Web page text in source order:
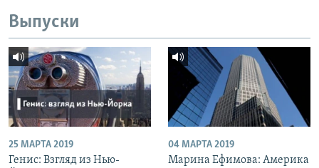
Выпуски
25 МАРТА 2019
Генис: Взгляд из Нью-
04 МАРТА 2019
Марина Ефимова: Америка